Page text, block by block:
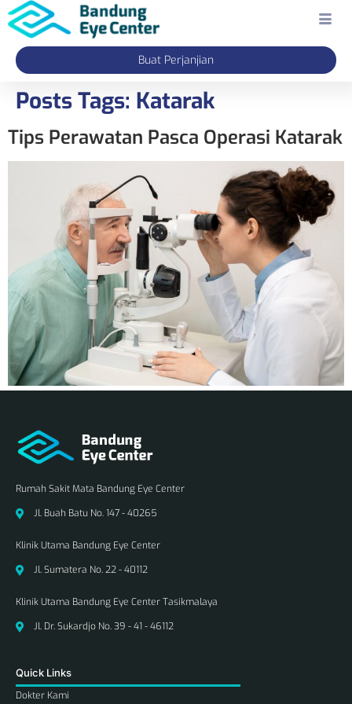
Buat Perjanjian
Posts Tags: Katarak
Tips Perawatan Pasca Operasi Katarak
Rumah Sakit Mata Bandung Eye Center
Jl. Buah Batu No. 147 - 40265
Klinik Utama Bandung Eye Center
Jl. Sumatera No. 22 - 40112
Klinik Utama Bandung Eye Center Tasikmalaya
Jl. Dr. Sukardjo No. 39 - 41 - 46112
Quick Links
Dokter Kami